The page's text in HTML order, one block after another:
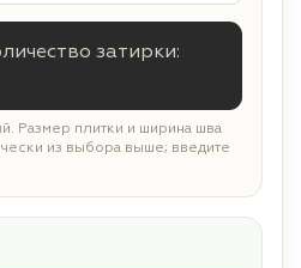
затирки:
Размер плитки и ширина шва
из выбора выше; введите